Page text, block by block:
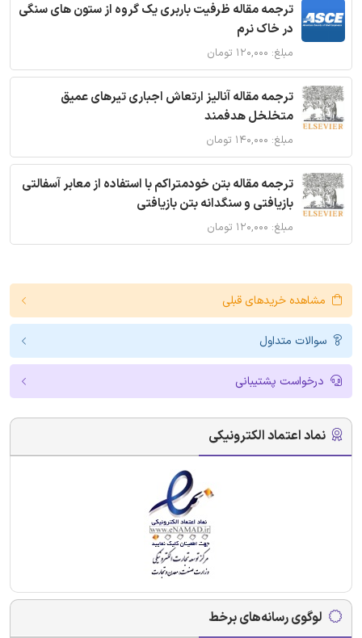
ترجمه مقاله ظرفیت باربری یک گروه از ستون های سنگی
در خاک نرم
مبلغ: ۱۲۰,۰۰۰ تومان
ترجمه مقاله آنالیز ارتعاش اجباری تیرهای عمیق
متخلخل هدفمند
مبلغ: ۱۴۰,۰۰۰ تومان
ترجمه مقاله بتن خودمتراکم با استفاده از معابر آسفالتی
بازیافتی و سنگدانه بتن بازیافتی
مبلغ: ۱۲۰,۰۰۰ تومان
مشاهده خریدهای قبلی
سوالات متداول
درخواست پشتیبانی
نماد اعتماد الکترونیکی
لوگوی رسانه‌های برخط